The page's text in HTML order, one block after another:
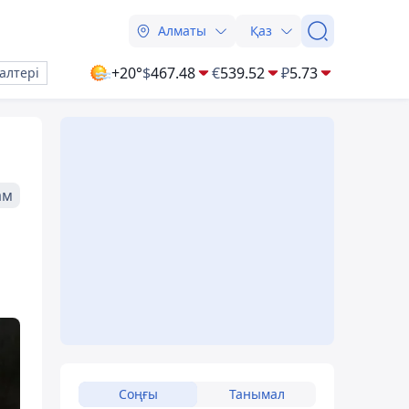
Алматы Қаз
+20°$467.48 €539.52 ₽5.73
Соңғы Танымал